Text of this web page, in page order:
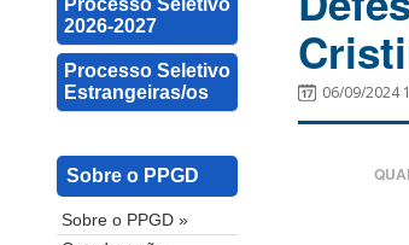
Processo Seletivo
2026-2027
Processo Seletivo
Estrangeiras/os
Sobre o PPGD
Sobre o PPGD »
06/09/2024